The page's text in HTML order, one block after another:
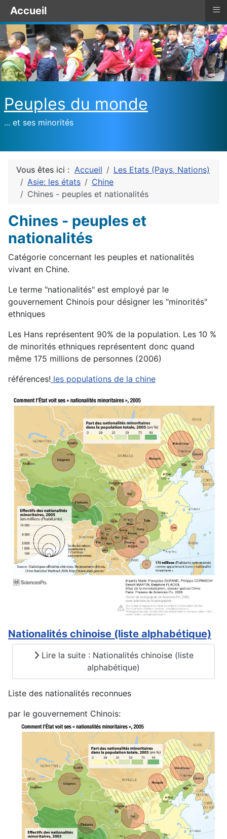
Peuples du monde
... et ses minorités
Vous êtes ici : Accueil
Les Etats (Pays, Nations)
Asie: les états
Chine
Chines - peuples et nationalités
Chines - peuples et
nationalités
Catégorie concernant les peuples et nationalités
vivant en Chine.
Le terme "nationalités" est employé par le
gouvernement Chinois pour désigner les "minorités"
ethniques
Les Hans représentent 90% de la population. Les 10 %
de minorités ethniques représentent donc quand
même 175 millions de personnes (2006)
références! les populations de la chine
Nationalités chinoise (liste alphabétique)
Lire la suite : Nationalités chinoise (liste
alphabétique)
Liste des nationalités reconnues
par le gouvernement Chinois:
Accueil ≡